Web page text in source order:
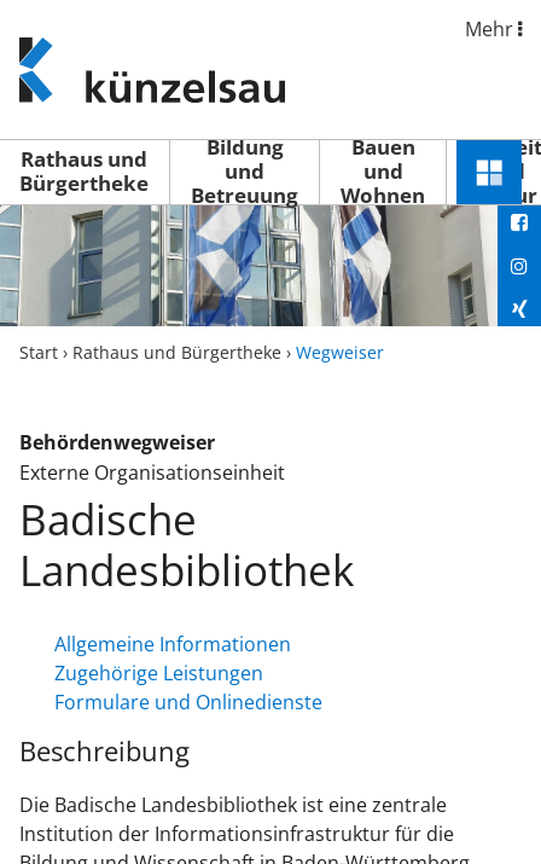
www.kuenzelsau.de
(zur
Startseite)
Mehr
Rathaus und
Bürgertheke
Bildung
und
Betreuung
Bauen
und
Wohnen
Freizeit
und
Kultur
Menü
Start › Rathaus und Bürgertheke › Wegweiser
Behördenwegweiser
Externe Organisationseinheit
Badische
Landesbibliothek
Allgemeine Informationen
Zugehörige Leistungen
Formulare und Onlinedienste
Beschreibung
Die Badische Landesbibliothek ist eine zentrale
Institution der Informationsinfrastruktur für die